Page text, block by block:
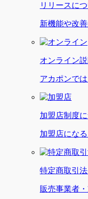
リリースに
新機能や改
オンライン
アカポンで
加盟店制度
加盟店にな
特定商取引
販売事業者